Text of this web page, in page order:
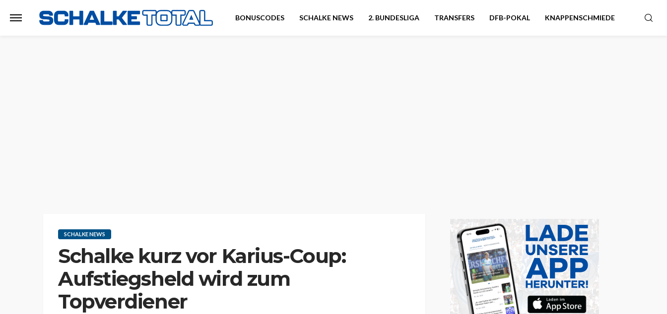
BONUSCODES SCHALKE NEWS 2. BUNDESLIGA TRANSFERS DFB-POKAL KNAPPENSCHMIEDE
SCHALKE NEWS
Schalke kurz vor Karius-Coup:
Aufstiegsheld wird zum
Topverdiener